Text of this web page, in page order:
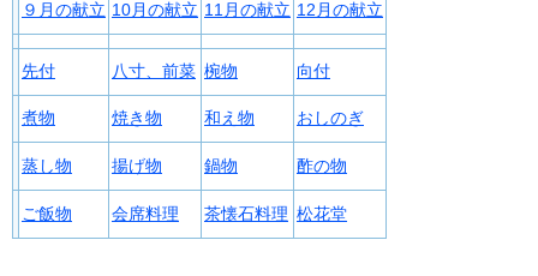
９月の献立 10月の献立 11月の献立 12月の献立
先付 八寸、前菜 椀物 向付
煮物 焼き物 和え物 おしのぎ
蒸し物 揚げ物 鍋物 酢の物
ご飯物 会席料理 茶懐石料理 松花堂